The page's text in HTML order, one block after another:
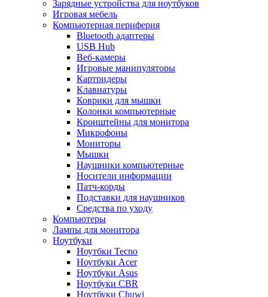
Зарядные устройства для ноутбуков
Игровая мебель
Компьютерная периферия
Bluetooth адаптеры
USB Hub
Веб-камеры
Игровые манипуляторы
Картридеры
Клавиатуры
Коврики для мышки
Колонки компьютерные
Кронштейны для монитора
Микрофоны
Мониторы
Мышки
Наушники компьютерные
Носители информации
Патч-корды
Подставки для наушников
Средства по уходу
Компьютеры
Лампы для монитора
Ноутбуки
Ноутбки Tecno
Ноутбуки Acer
Ноутбуки Asus
Ноутбуки CBR
Ноутбуки Chuwi